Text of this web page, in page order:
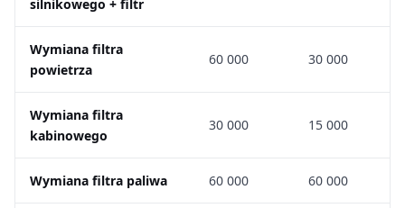
silnikowego + filtr
Wymiana filtra
powietrza
60 000 30 000
Wymiana filtra
kabinowego
30 000 15 000
Wymiana filtra paliwa 60 000 60 000